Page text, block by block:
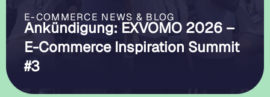
E-COMMERCE NEWS & BLOG
Ankündigung: EXVOMO 2026 –
E-Commerce Inspiration Summit
#3